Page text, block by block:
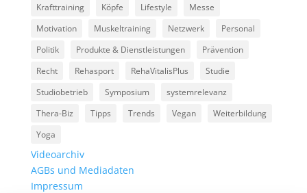
Krafttraining
Köpfe Lifestyle
Messe
Motivation
Muskeltraining Netzwerk
Personal
Politik
Produkte & Dienstleistungen
Prävention
Recht
Rehasport RehaVitalisPlus
Studie
Studiobetrieb
Symposium
systemrelevanz
Thera-Biz
Tipps Trends Vegan
Weiterbildung
Yoga
Videoarchiv
AGBs und Mediadaten
Impressum